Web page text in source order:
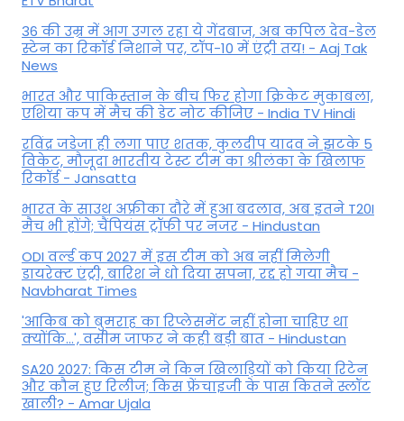
36 की उम्र में आग उगल रहा ये गेंदबाज, अब कपिल देव-डेल
स्टेन का रिकॉर्ड निशाने पर, टॉप-10 में एंट्री तय! - Aaj Tak
News
भारत और पाकिस्तान के बीच फिर होगा क्रिकेट मुकाबला,
एशिया कप में मैच की डेट नोट कीजिए - India TV Hindi
रविंद्र जडेजा ही लगा पाए शतक, कुलदीप यादव ने झटके 5
विकेट, मौजूदा भारतीय टेस्ट टीम का श्रीलंका के खिलाफ
रिकॉर्ड - Jansatta
भारत के साउथ अफ्रीका दौरे में हुआ बदलाव, अब इतने T20I
मैच भी होंगे; चैंपियंस ट्रॉफी पर नजर - Hindustan
ODI वर्ल्ड कप 2027 में इस टीम को अब नहीं मिलेगी
डायरेक्ट एंट्री, बारिश ने धो दिया सपना, रद्द हो गया मैच -
Navbharat Times
'आकिब को बुमराह का रिप्लेसमेंट नहीं होना चाहिए था
क्योंकि...', वसीम जाफर ने कही बड़ी बात - Hindustan
SA20 2027: किस टीम ने किन खिलाड़ियों को किया रिटेन
और कौन हुए रिलीज; किस फ्रेंचाइजी के पास कितने स्लॉट
खाली? - Amar Ujala